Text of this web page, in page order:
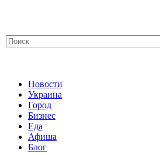
Новости
Украина
Город
Бизнес
Еда
Афиша
Блог